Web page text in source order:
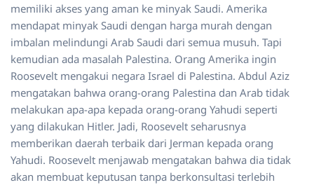
memiliki akses yang aman ke minyak Saudi. Amerika
mendapat minyak Saudi dengan harga murah dengan
imbalan melindungi Arab Saudi dari semua musuh. Tapi
kemudian ada masalah Palestina. Orang Amerika ingin
Roosevelt mengakui negara Israel di Palestina. Abdul Aziz
mengatakan bahwa orang-orang Palestina dan Arab tidak
melakukan apa-apa kepada orang-orang Yahudi seperti
yang dilakukan Hitler. Jadi, Roosevelt seharusnya
memberikan daerah terbaik dari Jerman kepada orang
Yahudi. Roosevelt menjawab mengatakan bahwa dia tidak
akan membuat keputusan tanpa berkonsultasi terlebih